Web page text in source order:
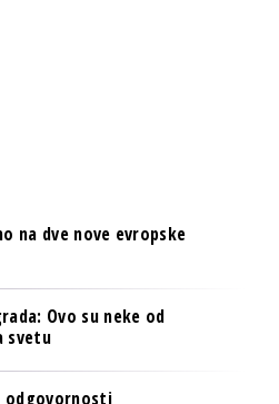
na dve nove evropske
Ovo su neke od
svetu
odgovornosti